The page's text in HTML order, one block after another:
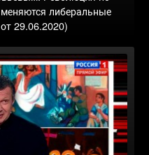
либеральные
29.06.2020)